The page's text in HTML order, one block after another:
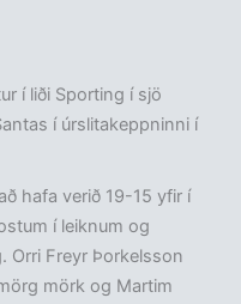
í liði Sporting í sjö
í úrslitakeppninni í
hafa verið 19-15 yfir í
í leiknum og
Orri Freyr Þorkelsson
mörk og Martim